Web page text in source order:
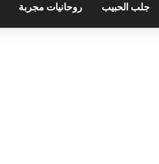
جلب الحبيب روحانيات مجربة